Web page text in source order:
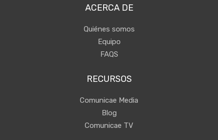
ACERCA DE
Quiénes somos
Equipo
FAQS
RECURSOS
Comunicae Media
Blog
Comunicae TV